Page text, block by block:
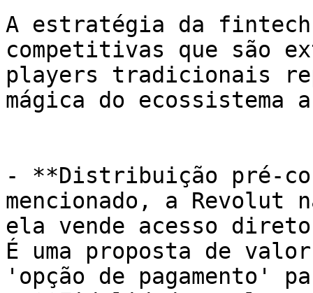
A estratégia da fintech
competitivas que são
players tradicionais
mágica do ecossistema
- **Distribuição pré-
mencionado, a Revolut
ela vende acesso
É uma proposta de
'opção de pagamento'